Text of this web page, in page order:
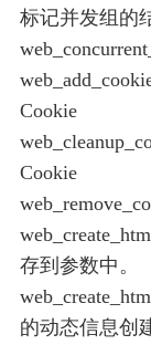
标记并发组的
Cookie
Cookie
存到参数中。
的动态信息创